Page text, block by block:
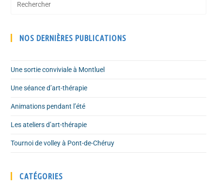
NOS DERNIÈRES PUBLICATIONS
Une sortie conviviale à Montluel
Une séance d’art-thérapie
Animations pendant l’été
Les ateliers d’art-thérapie
Tournoi de volley à Pont-de-Chéruy
CATÉGORIES